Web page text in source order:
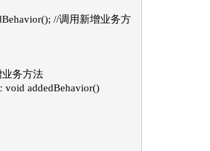
//调用新增业务方
业务方法
void addedBehavior()